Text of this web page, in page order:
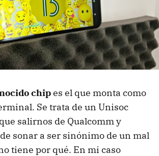
chipes el que monta como
Se trata de un Unisoc
salirnos de Qualcomm y
sonar a ser sinónimo de un mal
tiene por qué. En mi caso